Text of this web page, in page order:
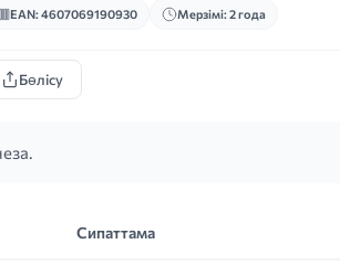
EAN: 4607069190930 Мерзімі: 2 года
Бөлісу
Сипаттама